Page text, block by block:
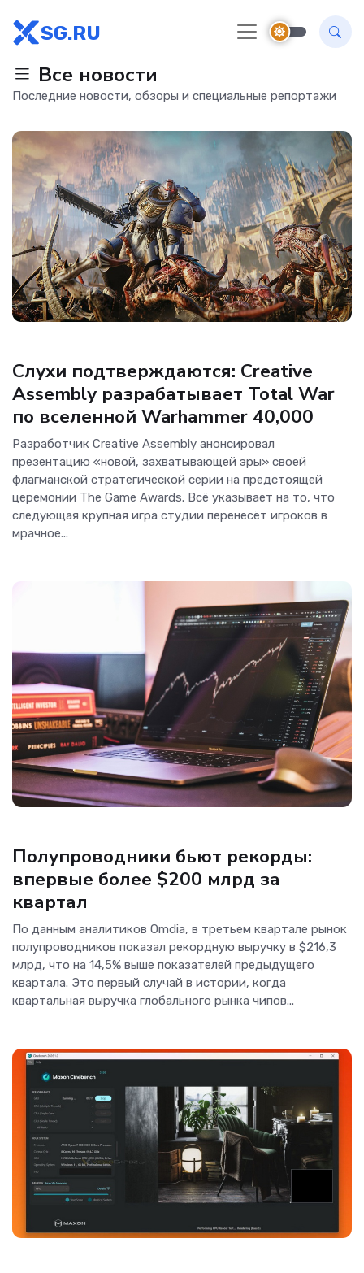
SG.RU
Все новости
Последние новости, обзоры и специальные репортажи
Слухи подтверждаются: Creative
Assembly разрабатывает Total War
по вселенной Warhammer 40,000
Разработчик Creative Assembly анонсировал
презентацию «новой, захватывающей эры» своей
флагманской стратегической серии на предстоящей
церемонии The Game Awards. Всё указывает на то, что
следующая крупная игра студии перенесёт игроков в
мрачное...
Полупроводники бьют рекорды:
впервые более $200 млрд за
квартал
По данным аналитиков Omdia, в третьем квартале рынок
полупроводников показал рекордную выручку в $216,3
млрд, что на 14,5% выше показателей предыдущего
квартала. Это первый случай в истории, когда
квартальная выручка глобального рынка чипов...